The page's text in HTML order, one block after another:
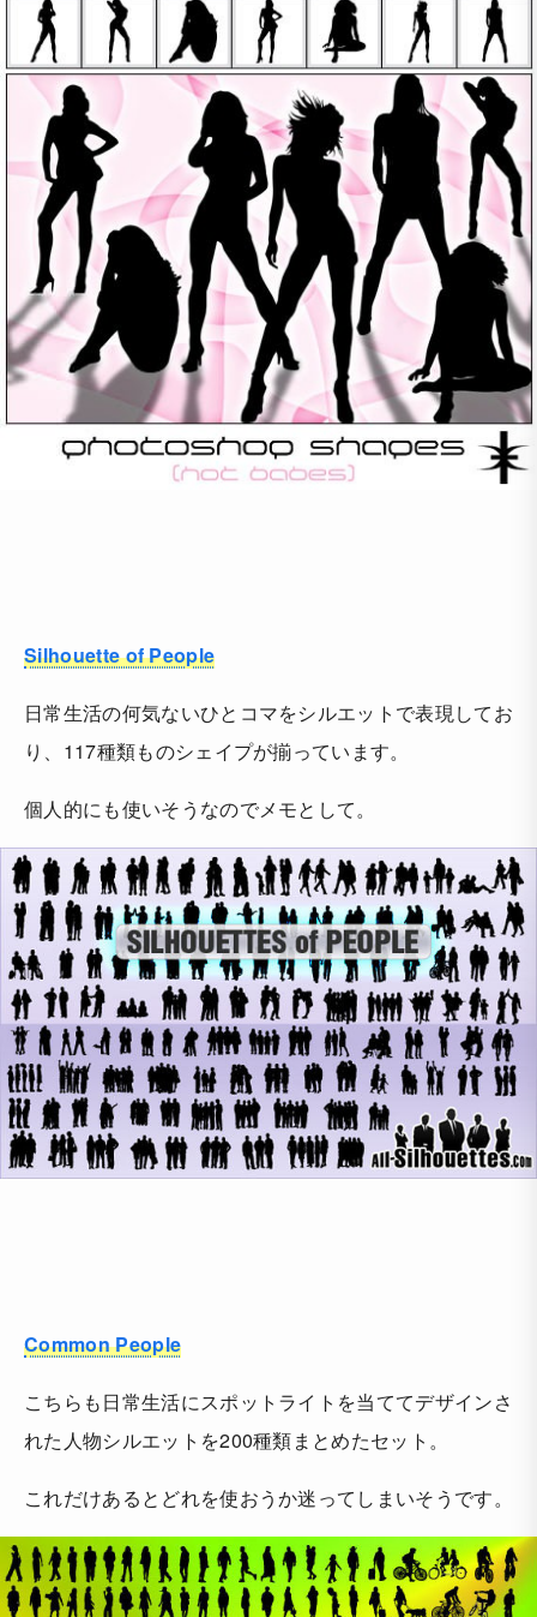
Silhouette of People
日常生活の何気ないひとコマをシルエットで表現してお
り、117種類ものシェイプが揃っています。
個人的にも使いそうなのでメモとして。
Common People
こちらも日常生活にスポットライトを当ててデザインさ
れた人物シルエットを200種類まとめたセット。
これだけあるとどれを使おうか迷ってしまいそうです。